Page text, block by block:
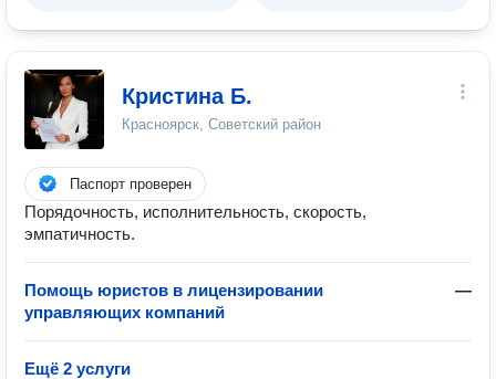
Кристина Б.
Красноярск, Советский район
Паспорт проверен
Порядочность, исполнительность, скорость,
эмпатичность.
Помощь юристов в лицензировании
управляющих компаний
—
Ещё 2 услуги